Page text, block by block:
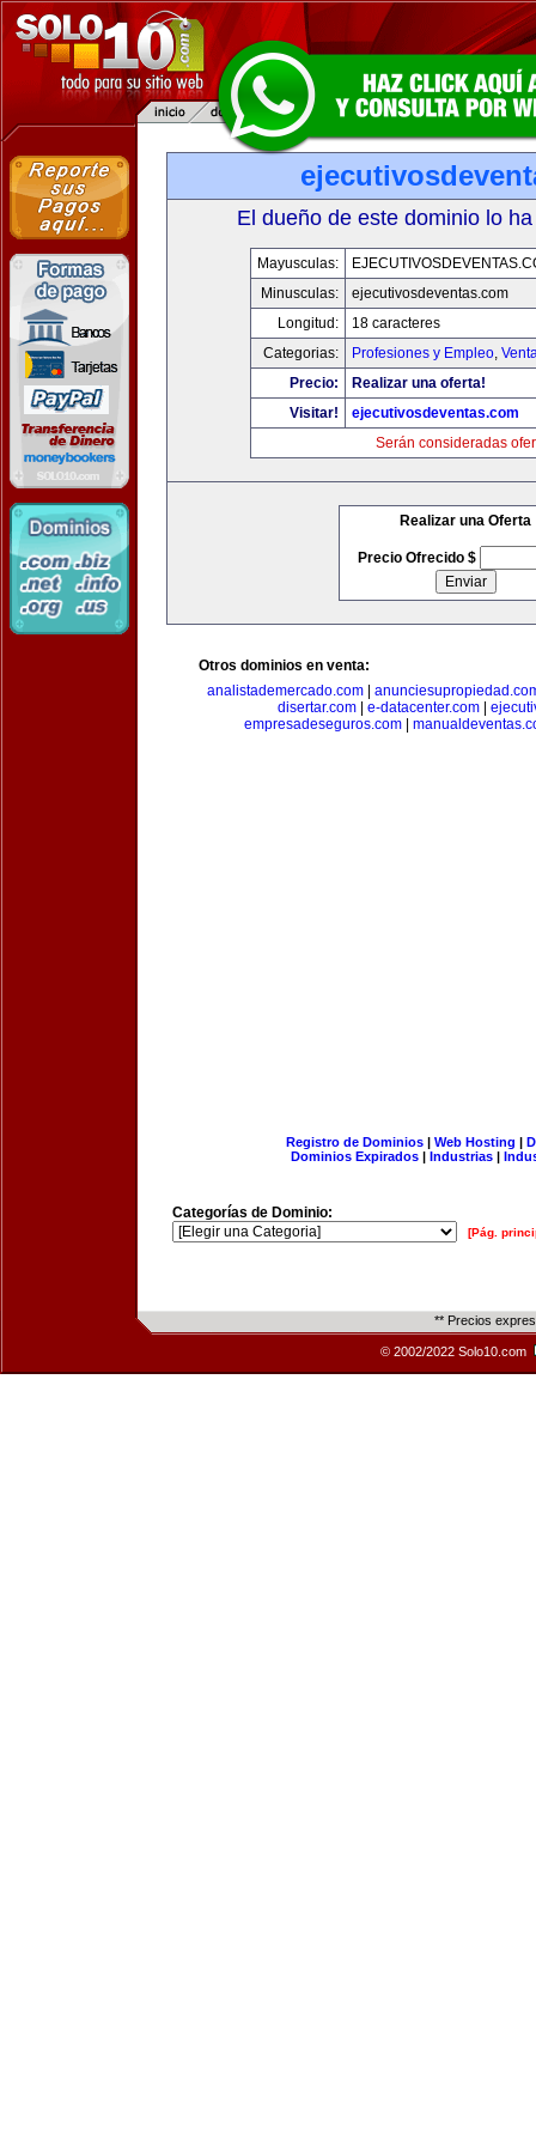
El dueño de este dominio lo
Mayusculas:
Minusculas:
ejecutivosdeventas.com
Longitud:
18 caracteres
Categorias:
Profesiones y Empleo,
Precio:
Realizar una oferta!
Visitar!
ejecutivosdeventas.com
Serán consideradas
Realizar una Oferta
Precio Ofrecido $
Otros dominios en venta:
analistademercado.com
disertar.com| e-datacenter.com|
empresadeseguros.com
Registro de Dominios| Web Hosting |
Dominios Expirados | Industrias |
Categorías de Dominio:
[Pág.
** Precios
© 2002/2022 Solo10.com